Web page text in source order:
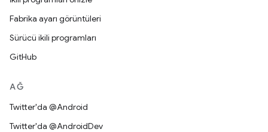
Fabrika ayarı görüntüleri
Sürücü ikili programları
GitHub
AĞ
Twitter'da @Android
Twitter'da @AndroidDev